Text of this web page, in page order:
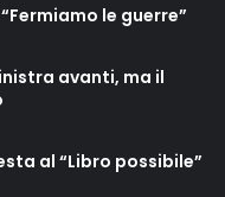
le guerre”
avanti, ma il
al “Libro possibile”